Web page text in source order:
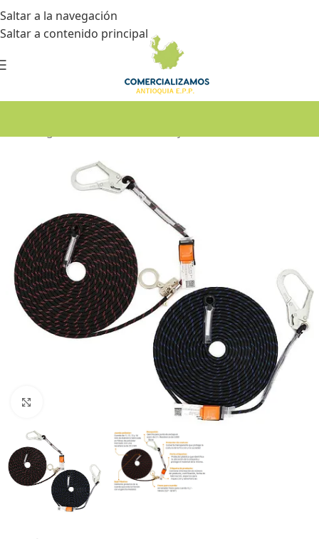
Saltar a la navegación
Saltar a contenido principal
Haga Click para agrandar